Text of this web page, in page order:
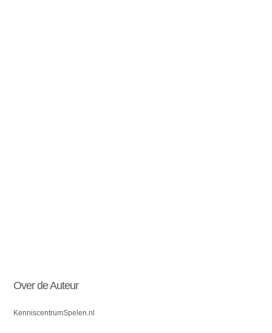
Over de Auteur
KenniscentrumSpelen.nl